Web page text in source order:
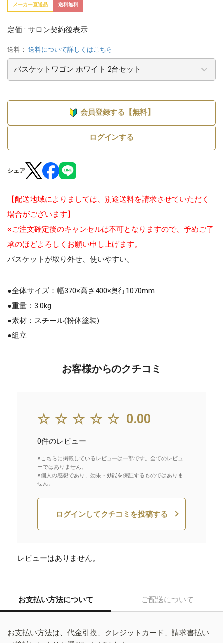
メーカー直送品 送料無料
定価 : サロン契約後表示
送料： 送料について詳しくはこちら
会員登録する【無料】
ログインする
シェア
【配送地域によりましては、別途送料を請求させていただく
場合がございます】
※ご注文確定後のキャンセルは不可となりますので、予めご了
承のほどよろしくお願い申し上げます。
バスケットが取り外せ、使いやすい。
●全体サイズ：幅370×高さ400×奥行1070mm
●重量：3.0kg
●素材：スチール(粉体塗装)
●組立
お客様からのクチコミ
☆☆☆☆☆ 0.00
0件のレビュー
※こちらに掲載しているレビューは一部です。全てのレビュ
ーではありません。
※個人の感想であり、効果・効能を保証するものではありま
せん。
ログインしてクチコミを投稿する
レビューはありません。
お支払い方法について ご配送について
お支払い方法は、代金引換、クレジットカード、請求書払い